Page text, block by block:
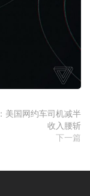
美国网约车司机减半
收入腰斩
下一篇